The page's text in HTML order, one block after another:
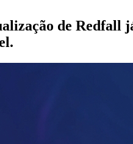
de Redfall